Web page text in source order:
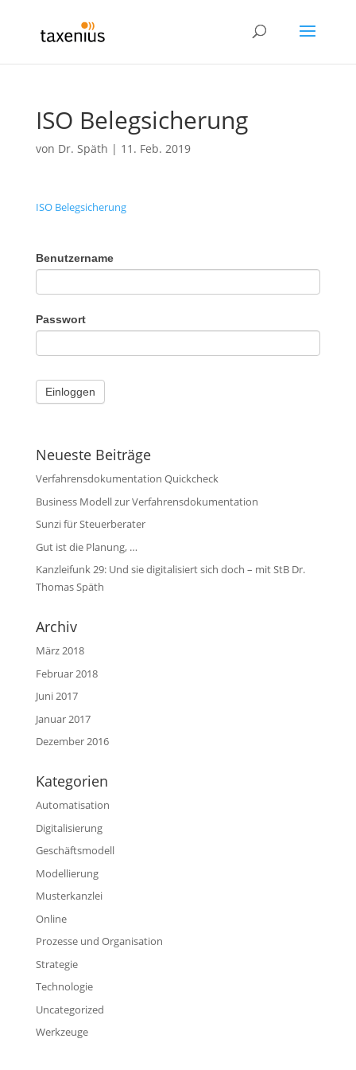
ISO Belegsicherung
von Dr. Späth | 11. Feb. 2019
ISO Belegsicherung
Benutzername
Passwort
Neueste Beiträge
Verfahrensdokumentation Quickcheck
Business Modell zur Verfahrensdokumentation
Sunzi für Steuerberater
Gut ist die Planung, …
Kanzleifunk 29: Und sie digitalisiert sich doch – mit StB Dr.
Thomas Späth
Archiv
März 2018
Februar 2018
Juni 2017
Januar 2017
Dezember 2016
Kategorien
Automatisation
Digitalisierung
Geschäftsmodell
Modellierung
Musterkanzlei
Online
Prozesse und Organisation
Strategie
Technologie
Uncategorized
Werkzeuge